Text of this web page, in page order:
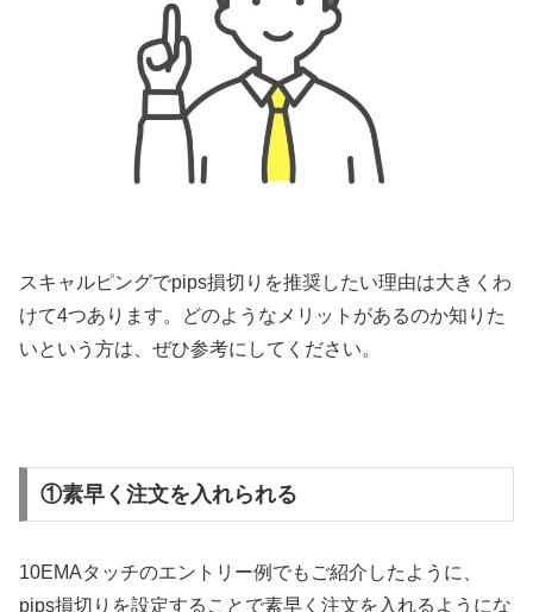
スキャルピングでpips損切りを推奨したい理由は大きくわ
けて4つあります。どのようなメリットがあるのか知りた
いという方は、ぜひ参考にしてください。
①素早く注文を入れられる
10EMAタッチのエントリー例でもご紹介したように、
pips損切りを設定することで素早く注文を入れるようにな